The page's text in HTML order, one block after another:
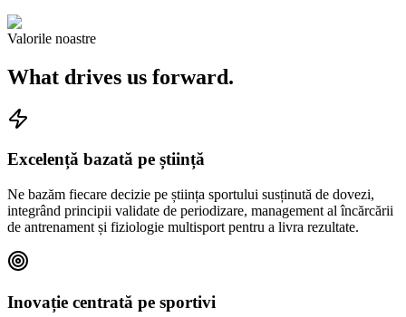
Valorile noastre
What drives us forward.
Excelență bazată pe știință
Ne bazăm fiecare decizie pe știința sportului susținută de dovezi,
integrând principii validate de periodizare, management al încărcării
de antrenament și fiziologie multisport pentru a livra rezultate.
Inovație centrată pe sportivi